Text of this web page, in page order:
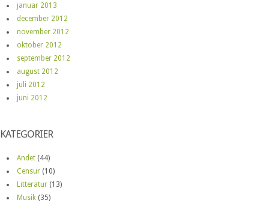
januar 2013
december 2012
november 2012
oktober 2012
september 2012
august 2012
juli 2012
juni 2012
KATEGORIER
Andet (44)
Censur (10)
Litteratur (13)
Musik (35)